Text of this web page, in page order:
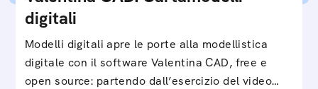
digitali
Modelli digitali apre le porte alla modellistica
digitale con il software Valentina CAD, free e
open source: partendo dall’esercizio del video…